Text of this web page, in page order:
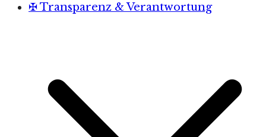
✠ Transparenz & Verantwortung